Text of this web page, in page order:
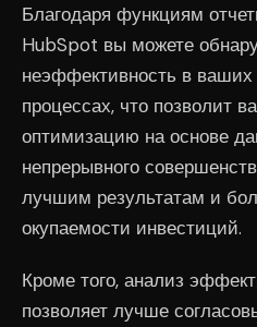
Благодаря функциям
HubSpot вы можете
неэффективность в ваших
процессах, что позволит
оптимизацию на основе
непрерывного
лучшим результатам и
окупаемости инвестиций.
Кроме того, анализ
позволяет лучше